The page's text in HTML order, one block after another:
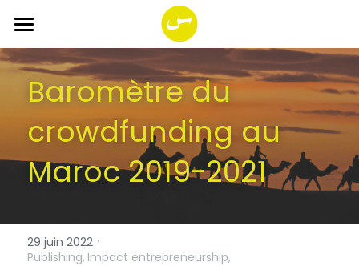
ACCUEIL
A PROPOS
SERVICES
PROGRAMMES
You SI Net Reload
smala Foundation
Rechercher
Baromètre du
crowdfunding au
Maroc 2019-2021
29 juin 2022 ·
Publishing, Impact entrepreneurship,